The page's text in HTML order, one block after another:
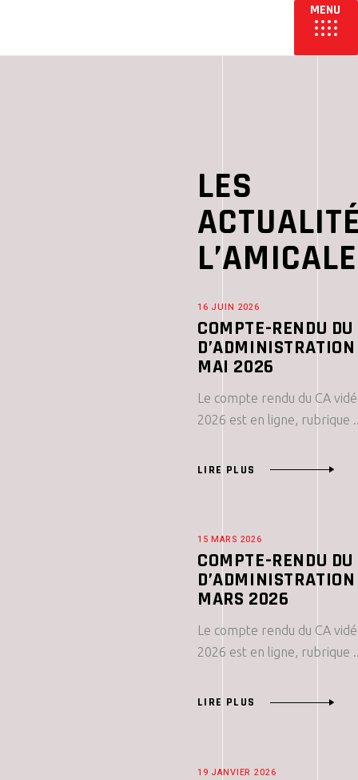
LES
L’AMICALE
16 JUIN 2026
COMPTE-RENDU
MAI 2026
Le compte rendu du CA
2026 est en ligne, rubrique
LIRE PLUS
15 MARS 2026
COMPTE-RENDU
MARS 2026
Le compte rendu du CA
2026 est en ligne, rubrique
LIRE PLUS
19 JANVIER 2026